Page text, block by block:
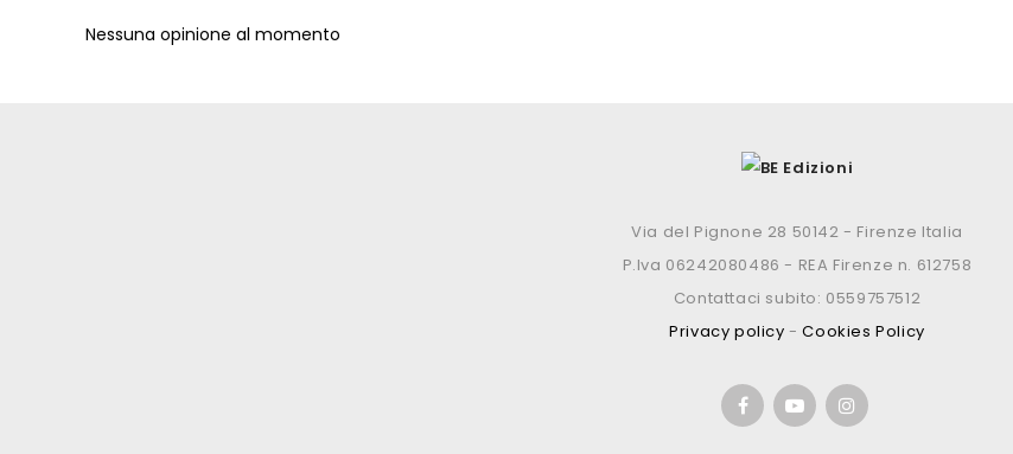
Nessuna opinione al momento
Via del Pignone 28 50142 - Firenze Italia
P.Iva 06242080486 - REA Firenze n. 612758
Contattaci subito: 0559757512
Privacy policy -Cookies Policy